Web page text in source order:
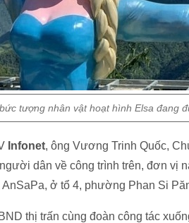
tượng nhân vật hoạt hình Elsa đang
Infonet, ông Vương Trinh Quốc,
dân về công trình trên, đơn vị
ở tổ 4, phường Phan Si
thị trấn cùng đoàn công tác